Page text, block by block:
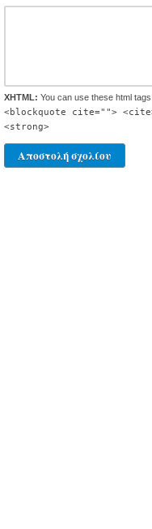
XHTML: You can use these html tags:
<blockquote cite="">
<strong>